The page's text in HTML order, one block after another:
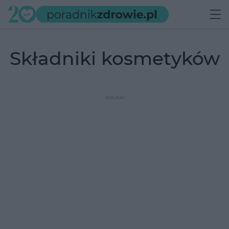
składniki kosmetyków